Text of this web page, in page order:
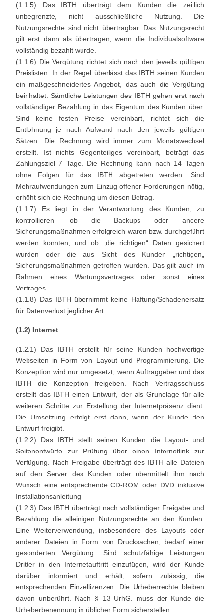
(1.1.5) Das IBTH überträgt dem Kunden die zeitlich
unbegrenzte, nicht ausschließliche Nutzung. Die
Nutzungsrechte sind nicht übertragbar. Das Nutzungsrecht
gilt erst dann als übertragen, wenn die Individualsoftware
vollständig bezahlt wurde.
(1.1.6) Die Vergütung richtet sich nach den jeweils gültigen
Preislisten. In der Regel überlässt das IBTH seinen Kunden
ein maßgeschneidertes Angebot, das auch die Vergütung
beinhaltet. Sämtliche Leistungen des IBTH gehen erst nach
vollständiger Bezahlung in das Eigentum des Kunden über.
Sind keine festen Preise vereinbart, richtet sich die
Entlohnung je nach Aufwand nach den jeweils gültigen
Sätzen. Die Rechnung wird immer zum Monatswechsel
erstellt. Ist nichts Gegenteiliges vereinbart, beträgt das
Zahlungsziel 7 Tage. Die Rechnung kann nach 14 Tagen
ohne Folgen für das IBTH abgetreten werden. Sind
Mehraufwendungen zum Einzug offener Forderungen nötig,
erhöht sich die Rechnung um diesen Betrag.
(1.1.7) Es liegt in der Verantwortung des Kunden, zu
kontrollieren, ob die Backups oder andere
Sicherungsmaßnahmen erfolgreich waren bzw. durchgeführt
werden konnten, und ob „die richtigen“ Daten gesichert
wurden oder die aus Sicht des Kunden „richtigen„
Sicherungsmaßnahmen getroffen wurden. Das gilt auch im
Rahmen eines Wartungsvertrages oder sonst eines
Vertrages.
(1.1.8) Das IBTH übernimmt keine Haftung/Schadenersatz
für Datenverlust jeglicher Art.
(1.2) Internet
(1.2.1) Das IBTH erstellt für seine Kunden hochwertige
Webseiten in Form von Layout und Programmierung. Die
Konzeption wird nur umgesetzt, wenn Auftraggeber und das
IBTH die Konzeption freigeben. Nach Vertragsschluss
erstellt das IBTH einen Entwurf, der als Grundlage für alle
weiteren Schritte zur Erstellung der Internetpräsenz dient.
Die Umsetzung erfolgt erst dann, wenn der Kunde den
Entwurf freigibt.
(1.2.2) Das IBTH stellt seinen Kunden die Layout- und
Seitenentwürfe zur Prüfung über einen Internetlink zur
Verfügung. Nach Freigabe überträgt des IBTH alle Dateien
auf den Server des Kunden oder übermittelt ihm nach
Wunsch eine entsprechende CD-ROM oder DVD inklusive
Installationsanleitung.
(1.2.3) Das IBTH überträgt nach vollständiger Freigabe und
Bezahlung die alleinigen Nutzungsrechte an den Kunden.
Eine Weiterverwendung, insbesondere des Layouts oder
anderer Dateien in Form von Drucksachen, bedarf einer
gesonderten Vergütung. Sind schutzfähige Leistungen
Dritter in den Internetauftritt einzufügen, wird der Kunde
darüber informiert und erhält, sofern zulässig, die
entsprechenden Einzellizenzen. Die Urheberrechte bleiben
davon unberührt. Nach § 13 UrhG. muss der Kunde die
Urheberbenennung in üblicher Form sicherstellen.